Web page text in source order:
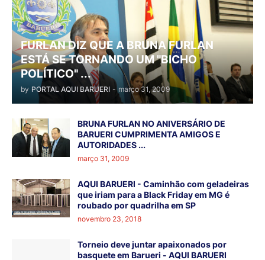
FURLAN DIZ QUE A BRUNA FURLAN
ESTÁ SE TORNANDO UM "BICHO
POLÍTICO" ...
by PORTAL AQUI BARUERI - março 31, 2009
BRUNA FURLAN NO ANIVERSÁRIO DE
BARUERI CUMPRIMENTA AMIGOS E
AUTORIDADES ...
março 31, 2009
AQUI BARUERI - Caminhão com geladeiras
que iriam para a Black Friday em MG é
roubado por quadrilha em SP
novembro 23, 2018
Torneio deve juntar apaixonados por
basquete em Barueri - AQUI BARUERI